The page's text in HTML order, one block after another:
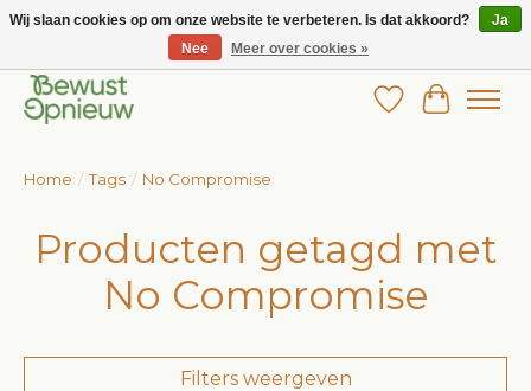
Wij bieden het grootste aanbod in betaalbare kinderkleding!
Verlanglijst
Home / Tags / No Compromise
Producten getagd met
No Compromise
Filters weergeven
Wij slaan cookies op om onze website te verbeteren. Is dat akkoord?
Ja
Nee
Meer over cookies »